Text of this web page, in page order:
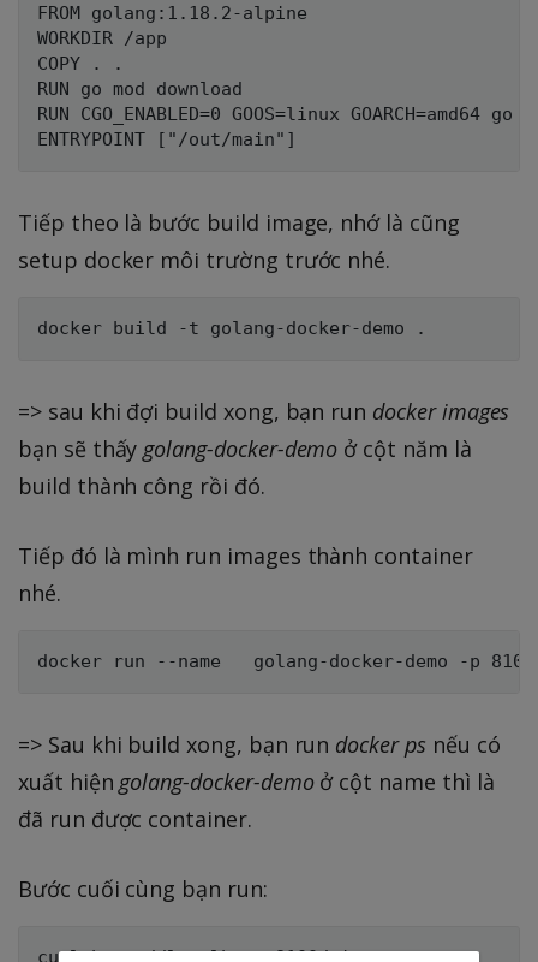
FROM golang:1.18.2-alpine
WORKDIR /app
COPY . .
RUN go mod download
RUN CGO_ENABLED=0 GOOS=linux
Tiếp theo là bước build image, nhớ là cũng
setup docker môi trường trước nhé.
=> sau khi đợi build xong, bạn run docker images
bạn sẽ thấy golang-docker-demo ở cột năm là
build thành công rồi đó.
Tiếp đó là mình run images thành container
nhé.
=> Sau khi build xong, bạn run docker ps nếu có
xuất hiện golang-docker-demoở cột name thì là
đã run được container.
Bước cuối cùng bạn run: